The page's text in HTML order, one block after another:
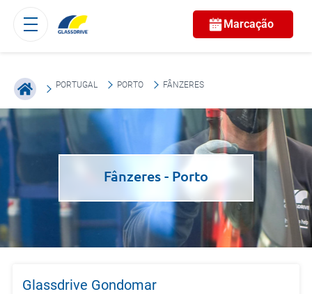
Marcação
PORTUGAL PORTO FÂNZERES
Fânzeres - Porto
Glassdrive Gondomar